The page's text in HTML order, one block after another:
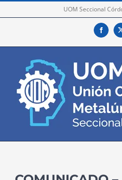
to
UOM Seccional